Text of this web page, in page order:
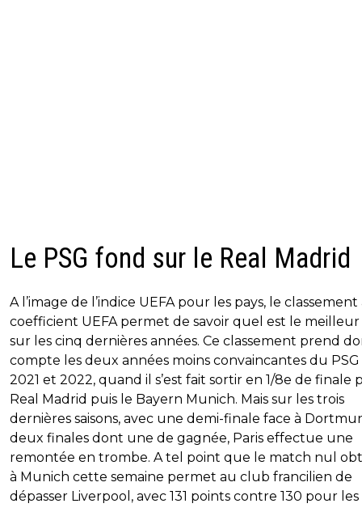
Le PSG fond sur le Real Madrid
A l’image de l’indice UEFA pour les pays, le classement
coefficient UEFA permet de savoir quel est le
sur les cinq dernières années. Ce classement prend
compte les deux années moins convaincantes du
2021 et 2022, quand il s’est fait sortir en 1/8e de finale
Real Madrid puis le Bayern Munich. Mais sur les trois
dernières saisons, avec une demi-finale face à
deux finales dont une de gagnée, Paris effectue une
remontée en trombe. A tel point que le match nul
à Munich cette semaine permet au club francilien de
dépasser Liverpool, avec 131 points contre 130 pour les